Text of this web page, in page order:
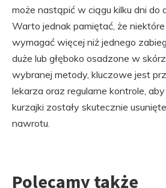
może nastąpić w ciągu kilku dni do
Warto jednak pamiętać, że
wymagać więcej niż jednego
duże lub głęboko osadzone w
wybranej metody, kluczowe jest
lekarza oraz regularne kontrole,
kurzajki zostały skutecznie
nawrotu.
Polecamy także